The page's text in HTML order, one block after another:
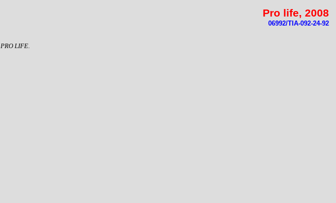
Pro life, 2008
06992/TIA-092-24-92
PRO LIFE.